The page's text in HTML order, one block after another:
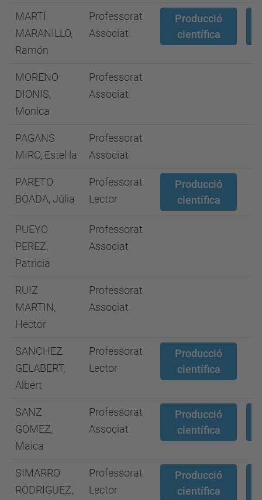
MARTÍ
MARANILLO,
Ramón
Professorat
Associat
Producció
científica
MORENO
DIONIS,
Monica
Professorat
Associat
PAGANS
MIRO, Estel·la
Professorat
Associat
PARETO
BOADA, Júlia
Professorat
Lector
Producció
científica
PUEYO
PEREZ,
Patricia
Professorat
Associat
RUIZ
MARTIN,
Hector
Professorat
Associat
SANCHEZ
GELABERT,
Albert
Professorat
Lector
Producció
científica
SANZ
GOMEZ,
Maica
Professorat
Associat
Producció
científica
SIMARRO
RODRIGUEZ,
Professorat
Lector
Producció
científica